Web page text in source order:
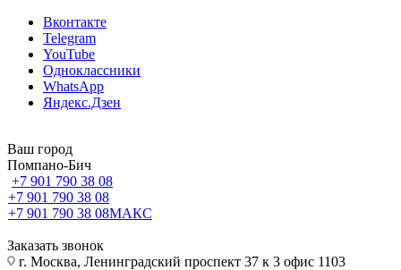
Вконтакте
Telegram
YouTube
Одноклассники
WhatsApp
Яндекс.Дзен
Ваш город
Помпано-Бич
+7 901 790 38 08
+7 901 790 38 08
+7 901 790 38 08МАКС
Заказать звонок
г. Москва, Ленинградский проспект 37 к 3 офис 1103